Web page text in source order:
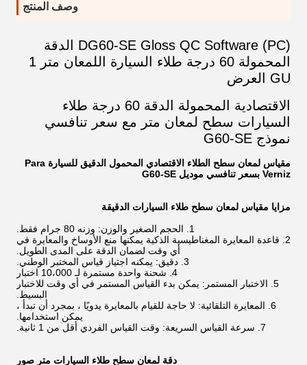
وصف المنتج
DG60-SE Gloss QC Software (PC) الدقة
المحمولة 60 درجة طلاء السيارة اللمعان متر 1
GU العرض
الاقتصادية المحمولة الدقة 60 درجة طلاء
السيارات سطح لمعان متر مع سعر تنافسي
نموذج G60-SE
مقياس لمعان سطح الطلاء الاقتصادي المحمول الدقيق للسيارة Para
Verniz بسعر تنافسي موديل G60-SE
مزايا مقياس لمعان سطح طلاء السيارات الدقيقة
1. الحجم الصغير والوزن: وزنه 80 جرام فقط.
2. قاعدة المعايرة المغناطيسية الذكية يمكنها منع الأوساخ والمعايرة في
أي وقت لضمان الدقة على المدى الطويل.
3. دقيق: يمكنه اجتياز قياس المختبر الوطني.
4. شحنة واحدة مستمرة لـ 10،000 اختبار
5. الاختبار المستمر: يمكن بدء القياس المستمر في أي وقت للاختبار
البسيط.
6. المعايرة التلقائية: لا حاجة للقيام بالمعايرة يدويًا ، بمجرد أن تبدأ ،
يمكن استخدامها.
7. سرعة القياس السريعة: وقت القياس الفردي أقل من 1 ثانية.
دقة لمعان سطح طلاء السيارات متر صور